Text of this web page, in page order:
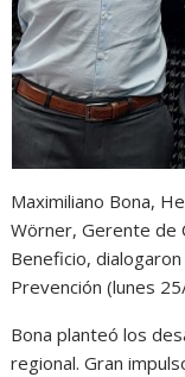
Maximiliano Bona,
Wörner, Gerente de
Beneficio, dialogaron
Prevención (lunes
Bona planteó los
regional. Gran